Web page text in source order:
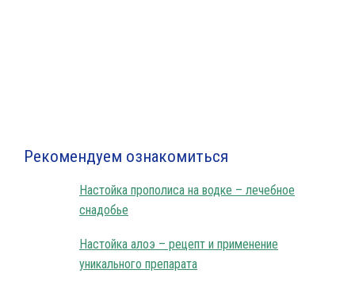
Рекомендуем ознакомиться
Настойка прополиса на водке – лечебное
снадобье
Настойка алоэ – рецепт и применение
уникального препарата